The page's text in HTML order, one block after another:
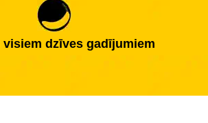
visiem dzīves gadījumiem